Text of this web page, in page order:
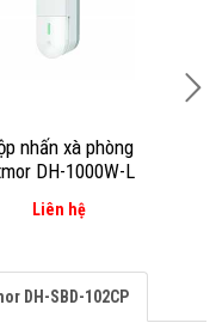
nhấn xà phòng
DH-1000W-L
Liên hệ
DH-SBD-102CP